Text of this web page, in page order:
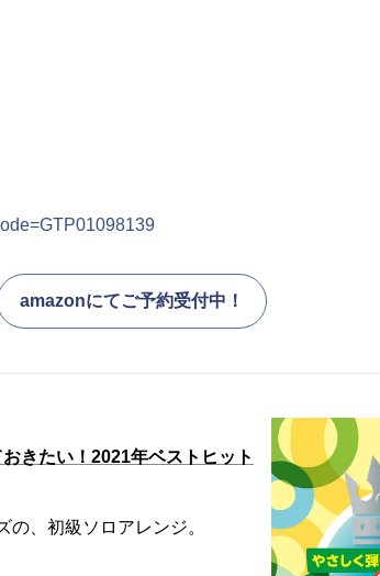
amazonにてご予約受付中！
きたい！2021年ベストヒット
、初級ソロアレンジ。